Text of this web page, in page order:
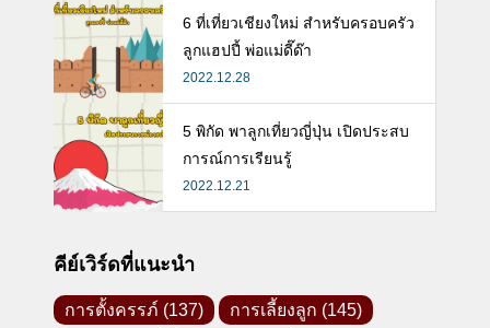
6 ที่เที่ยวเชียงใหม่ สำหรับครอบครัว
ลูกแฮปปี้ พ่อแม่ดี๊ด๊า
2022.12.28
5 พิกัด พาลูกเที่ยวญี่ปุ่น เปิดประสบ
การณ์การเรียนรู้
2022.12.21
คีย์เวิร์ดที่แนะนำ
การตั้งครรภ์ (137) การเลี้ยงลูก (145)